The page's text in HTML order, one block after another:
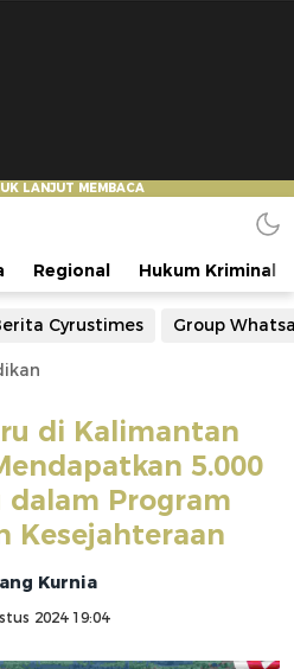
Regional Hukum Kriminal
Cyrustimes Group
di Kalimantan
5.000
dalam Program
Kesejahteraan
Kurnia
2024 19:04